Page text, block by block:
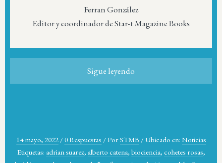
Ferran González
Editor y coordinador de Star-t Magazine Books
Sigue leyendo
14 mayo, 2022 /0 Respuestas /PorSTMB / Ubicado en: Noticias
Etiquetas: adrian suarez, alberto catena, biociencia, cohetes rosas,